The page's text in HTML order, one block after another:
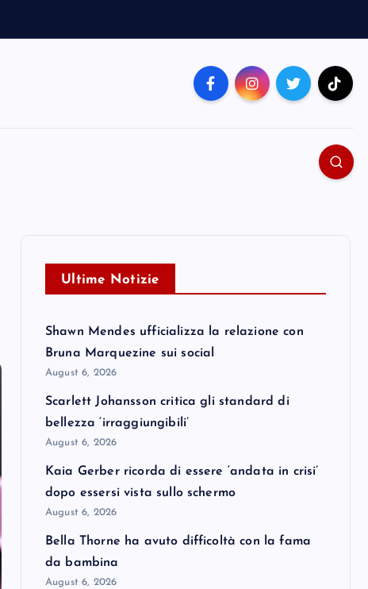
Ultime Notizie
Shawn Mendes ufficializza la relazione con
Bruna Marquezine sui social
August 6, 2026
Scarlett Johansson critica gli standard di
bellezza ‘irraggiungibili’
August 6, 2026
Kaia Gerber ricorda di essere ‘andata in crisi’
dopo essersi vista sullo schermo
August 6, 2026
Bella Thorne ha avuto difficoltà con la fama
da bambina
August 6, 2026